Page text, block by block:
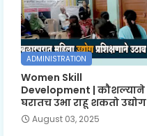
ADMINISTRATION
Women Skill
Development | कौशल्याने
घरातच उभा राहू शकतो उद्योग
August 03, 2025